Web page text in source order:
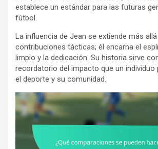
establece un estándar para las futuras
fútbol.
La influencia de Jean se extiende más
contribuciones tácticas; él encarna el
limpio y la dedicación. Su historia sirve
recordatorio del impacto que un individuo
el deporte y su comunidad.